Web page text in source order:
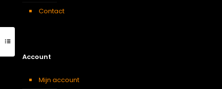
Contact
Account
Mijn account